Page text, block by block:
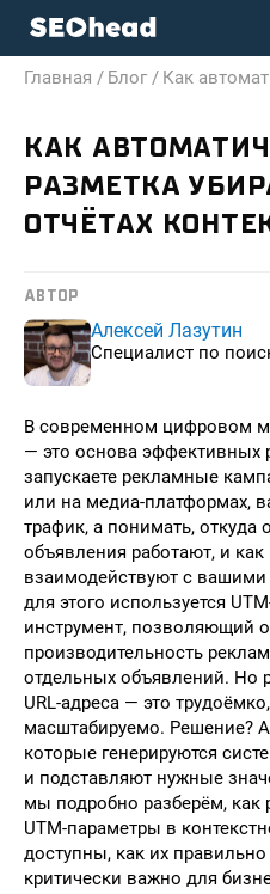
Главная / Блог / Как
КАК
РАЗМЕТКА
ОТЧЁТАХ
АВТОР
Алексей Лазутин
Специалист по
В современном цифровом
— это основа эффективных
запускаете рекламные
или на медиа-платформах,
трафик, а понимать, откуда
объявления работают, и как
взаимодействуют с
для этого используется
инструмент, позволяющий
производительность
отдельных объявлений. Но
URL-адреса — это
масштабируемо. Решение?
которые генерируются
и подставляют нужные
мы подробно разберём, как
UTM-параметры в
доступны, как их
критически важно для